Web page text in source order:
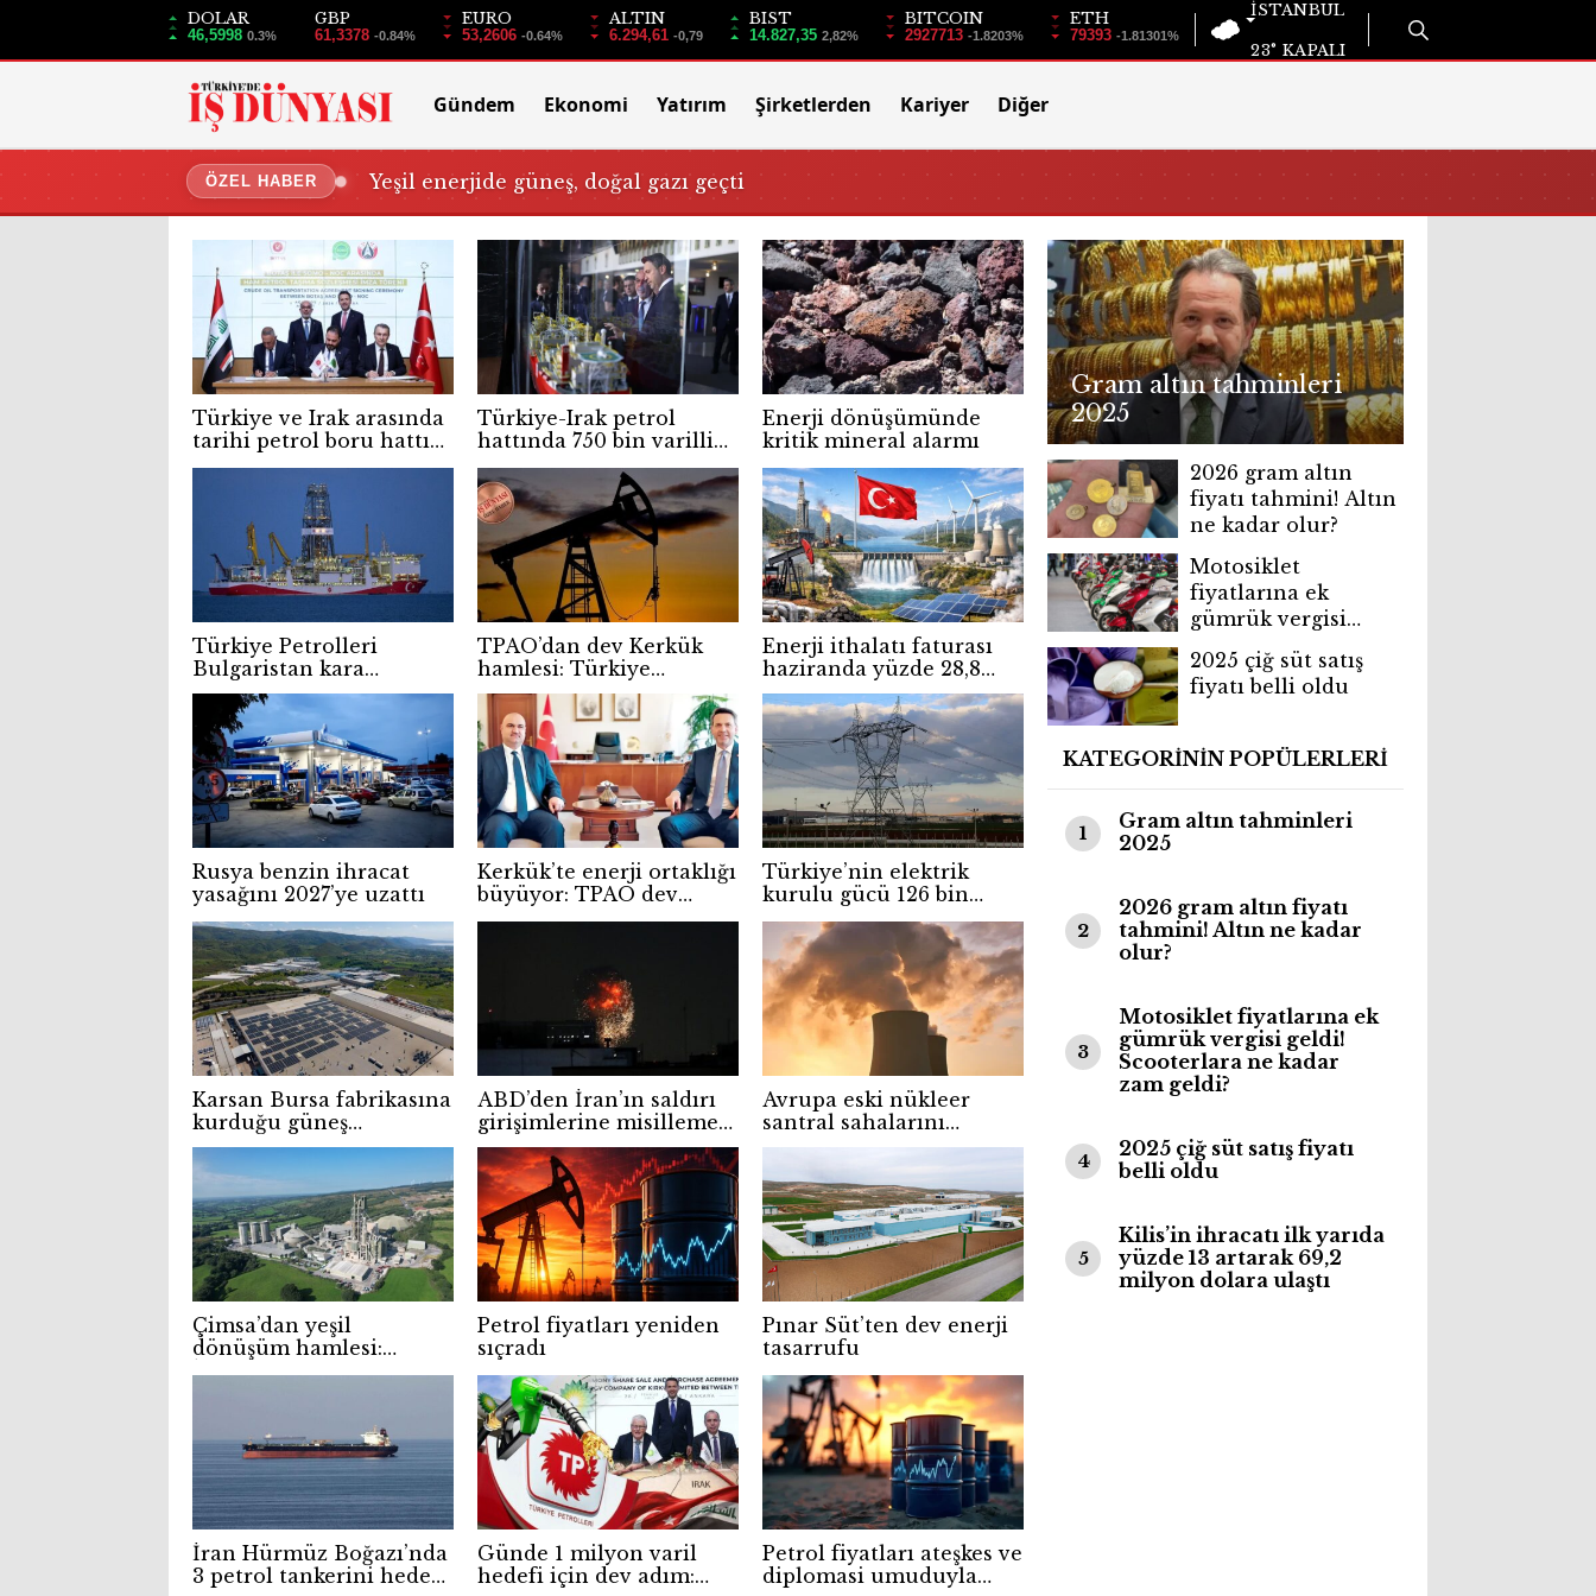
DOLAR
46,5998 0.3%
GBP
61,3378 -0.84%
EURO
53,2606 -0.64%
ALTIN
6.294,61 -0,79
BIST
14.827,35 2,82%
BITCOIN
2927713 -1.8203%
ETH
79393 -1.81301%
İSTANBUL
23° KAPALI
Gündem Ekonomi Yatırım Şirketlerden Kariyer Diğer
ÖZEL HABER Yeşil enerjide güneş, doğal gazı geçti
Türkiye ve Irak arasında
tarihi petrol boru hattı
anlaşması imzalandı
Türkiye-Irak petrol
hattında 750 bin varillik
yeni dönem
Enerji dönüşümünde
kritik mineral alarmı
Türkiye Petrolleri
Bulgaristan kara
sularında doğal gaz
arayacak
TPAO’dan dev Kerkük
hamlesi: Türkiye
enerjide şampiyonlar
ligine yükseldi
Enerji ithalatı faturası
haziranda yüzde 28,8
arttı
Rusya benzin ihracat
yasağını 2027’ye uzattı
Kerkük’te enerji ortaklığı
büyüyor: TPAO dev
projeye ortak oldu
Türkiye’nin elektrik
kurulu gücü 126 bin
megavatı aştı
Karsan Bursa fabrikasına
kurduğu güneş
panelleriyle temiz enerji
üretimine başladı
ABD’den İran’ın saldırı
girişimlerine misilleme
Hürmüz Boğazı ve
adalar bombolandı
Avrupa eski nükleer
santral sahalarını
batarya depolama
merkezlerine
dönüştürüyor
Çimsa’dan yeşil
dönüşüm hamlesi:
İrlanda’nın en büyük
Petrol fiyatları yeniden
sıçradı
Pınar Süt’ten dev enerji
tasarrufu
İran Hürmüz Boğazı’nda
3 petrol tankerini hedef
Günde 1 milyon varil
hedefi için dev adım:
Petrol fiyatları ateşkes ve
diplomasi umuduyla
Gram altın tahminleri
2025
2026 gram altın
fiyatı tahmini! Altın
ne kadar olur?
Motosiklet
fiyatlarına ek
gümrük vergisi
geldi! Scooterlara ne
kadar zam geldi?
2025 çiğ süt satış
fiyatı belli oldu
KATEGORİNİN POPÜLERLERİ
1
Gram altın tahminleri
2025
2
2026 gram altın fiyatı
tahmini! Altın ne kadar
olur?
3
Motosiklet fiyatlarına ek
gümrük vergisi geldi!
Scooterlara ne kadar
zam geldi?
4
2025 çiğ süt satış fiyatı
belli oldu
5
Kilis’in ihracatı ilk yarıda
yüzde 13 artarak 69,2
milyon dolara ulaştı